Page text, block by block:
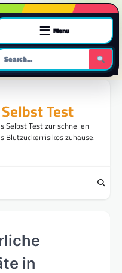
☰ Menu
Test
Selbst Test zur schnellen
Blutzuckerrisikos zuhause.
in